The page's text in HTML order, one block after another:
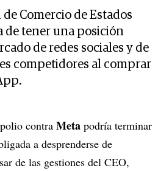
Comercio de Estados
de tener una posición
de redes sociales y de
competidores al comprar
contra Meta podría terminar
a desprenderse de
de las gestiones del CEO,